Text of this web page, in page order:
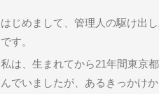
はじめまして、管理人の駆け出
です。
私は、生まれてから21年間東京
んでいましたが、あるきっかけ